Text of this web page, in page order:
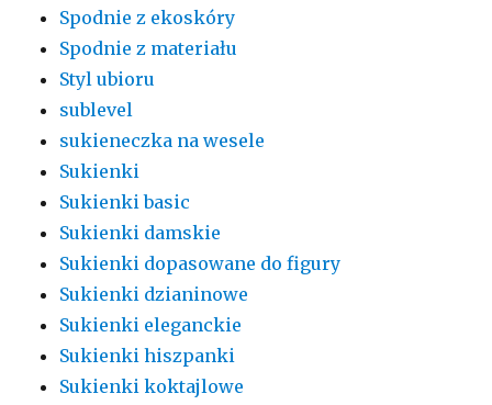
Spodnie z ekoskóry
Spodnie z materiału
Styl ubioru
sublevel
sukieneczka na wesele
Sukienki
Sukienki basic
Sukienki damskie
Sukienki dopasowane do figury
Sukienki dzianinowe
Sukienki eleganckie
Sukienki hiszpanki
Sukienki koktajlowe